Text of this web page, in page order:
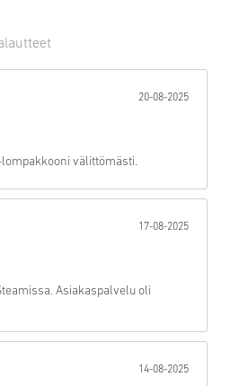
20-08-2025
välittömästi.
17-08-2025
Asiakaspalvelu oli
14-08-2025